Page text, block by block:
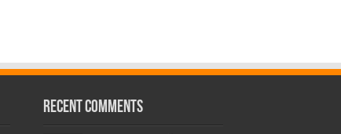
Recent Comments